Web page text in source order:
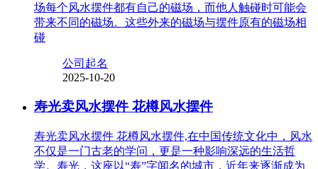
场每个风水摆件都有自己的磁场，而他人触碰时可能会
带来不同的磁场。这些外来的磁场与摆件原有的磁场相
碰
公司起名
2025-10-20
寿光卖风水摆件 花樽风水摆件
寿光卖风水摆件 花樽风水摆件,在中国传统文化中，风水
不仅是一门古老的学问，更是一种影响深远的生活哲
学。寿光，这座以“寿”字闻名的城市，近年来逐渐成为